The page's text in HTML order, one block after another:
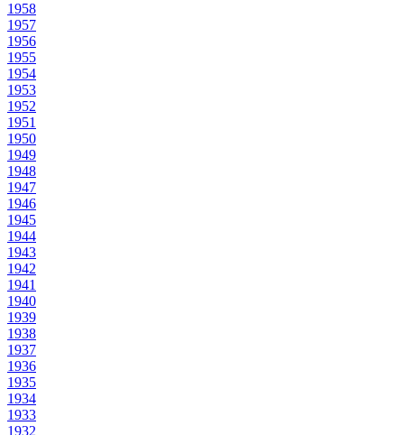
1958
1957
1956
1955
1954
1953
1952
1951
1950
1949
1948
1947
1946
1945
1944
1943
1942
1941
1940
1939
1938
1937
1936
1935
1934
1933
1932